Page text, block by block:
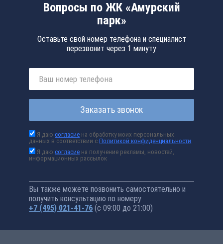
Вопросы по ЖК «Амурский
парк»
Оставьте свой номер телефона и специалист
перезвонит через 1 минуту
Заказать звонок
Я даюсогласие на обработку моих персональных
данных в соответствии сПолитикой конфиденциальности
Я даюсогласие на получение рекламы, новостей,
информационных рассылок
Вы также можете позвонить самостоятельно и
получить консультацию по номеру
+7 (495) 021-41-76 (с 09:00 до 21:00)